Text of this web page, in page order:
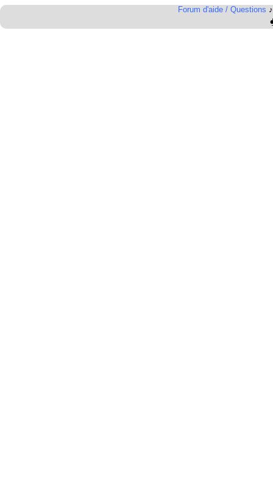
Forum d'aide / Questions